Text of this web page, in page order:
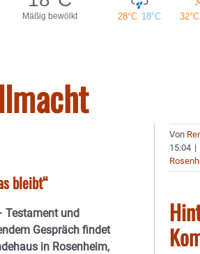
bleibt“
Testament und
Gespräch findet
in Rosenheim,
Von
15:04 |